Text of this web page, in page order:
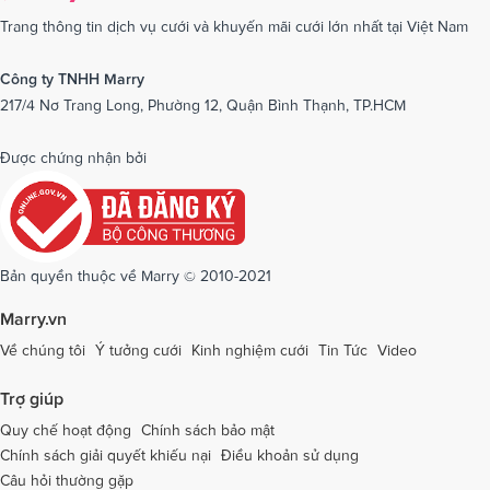
Dịch vụ cưới tại Nam Định Dịch vụ cưới tại Nghệ An
Dịch vụ cưới tại Phú Yên Dịch vụ cưới tại Phú Thọ
Dịch vụ cưới tại Quảng Ngãi
Dịch vụ cưới tại Quảng Ninh
Dịch vụ cưới tại Sóc Trăng Dịch vụ cưới tại Sơn La
Dịch vụ cưới tại Thái Bình Dịch vụ cưới tại Thanh Hóa
Dịch vụ cưới tại Thừa Thiên - Huế
Dịch vụ cưới tại An Giang Dịch vụ cưới tại Trà Vinh
Dịch vụ cưới tại Tuyên Quang
Trang thông tin dịch vụ cưới và khuyến mãi cưới lớn nhất tại Việt Nam
Công ty TNHH Marry
217/4 Nơ Trang Long, Phường 12, Quận Bình Thạnh, TP.HCM
Được chứng nhận bởi
Bản quyền thuộc về Marry © 2010-2021
Marry.vn
Về chúng tôi Ý tưởng cưới Kinh nghiệm cưới Tin Tức Video
Trợ giúp
Quy chế hoạt động
Chính sách bảo mật
Chính sách giải quyết khiếu nại Điều khoản sử dụng
Câu hỏi thường gặp